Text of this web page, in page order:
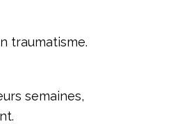
traumatisme.
semaines,